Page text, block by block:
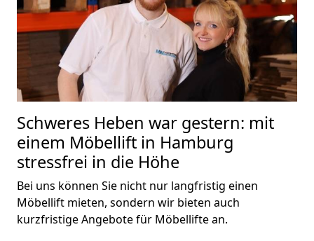
Schweres Heben war gestern: mit
einem Möbellift in Hamburg
stressfrei in die Höhe
Bei uns können Sie nicht nur langfristig einen
Möbellift mieten, sondern wir bieten auch
kurzfristige Angebote für Möbellifte an.